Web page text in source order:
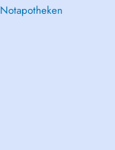
Notapotheken